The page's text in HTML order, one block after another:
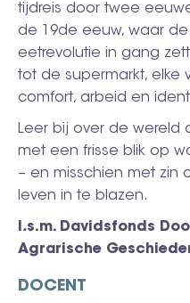
tijdreis door twee
de 19de eeuw, waar
eetrevolutie in gang
tot de supermarkt, elke
comfort, arbeid en
Leer bij over de wereld
met een frisse blik op
– en misschien met zin
leven in te blazen.
.s.m. Davidsfonds
Agrarische
DOCENT